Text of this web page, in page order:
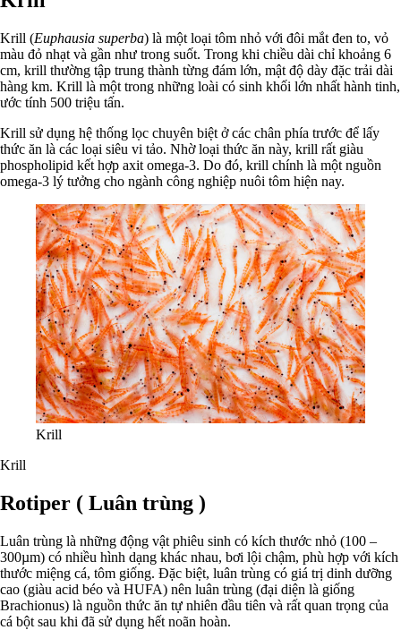
Krill (Euphausia superba) là một loại tôm nhỏ với đôi mắt đen to, vỏ
màu đỏ nhạt và gần như trong suốt. Trong khi chiều dài chỉ khoảng 6
cm, krill thường tập trung thành từng đám lớn, mật độ dày đặc trải dài
hàng km. Krill là một trong những loài có sinh khối lớn nhất hành tinh,
ước tính 500 triệu tấn.
Krill sử dụng hệ thống lọc chuyên biệt ở các chân phía trước để lấy
thức ăn là các loại siêu vi tảo. Nhờ loại thức ăn này, krill rất giàu
phospholipid kết hợp axit omega-3. Do đó, krill chính là một nguồn
omega-3 lý tưởng cho ngành công nghiệp nuôi tôm hiện nay.
Krill
Krill
Rotiper ( Luân trùng )
Luân trùng là những động vật phiêu sinh có kích thước nhỏ (100 –
300µm) có nhiều hình dạng khác nhau, bơi lội chậm, phù hợp với kích
thước miệng cá, tôm giống. Đặc biệt, luân trùng có giá trị dinh dưỡng
cao (giàu acid béo và HUFA) nên luân trùng (đại diện là giống
Brachionus) là nguồn thức ăn tự nhiên đầu tiên và rất quan trọng của
cá bột sau khi đã sử dụng hết noãn hoàn.